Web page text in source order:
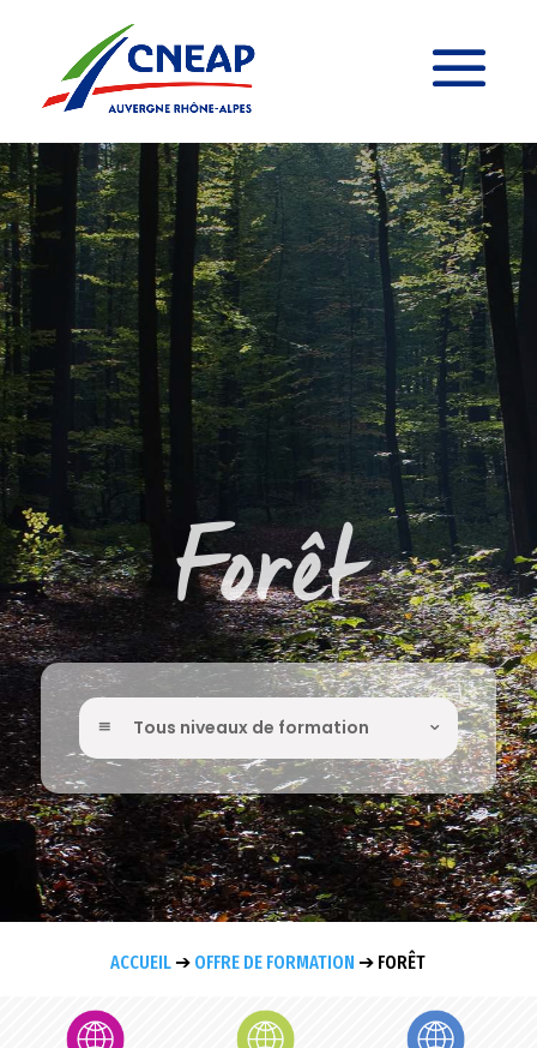
Forêt
Tous niveaux de formation
ACCUEIL ➔ OFFRE DE FORMATION ➔ FORÊT